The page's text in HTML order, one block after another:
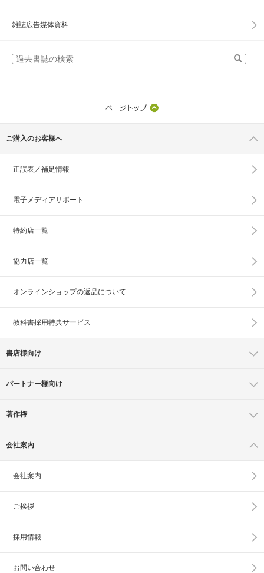
雑誌広告媒体資料
ご購入のお客様へ
正誤表／補足情報
電子メディアサポート
特約店一覧
協力店一覧
オンラインショップの返品について
教科書採用特典サービス
書店様向け
パートナー様向け
著作権
会社案内
会社案内
ご挨拶
採用情報
お問い合わせ